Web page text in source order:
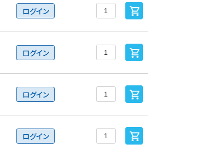
ログイン
ログイン
ログイン
ログイン